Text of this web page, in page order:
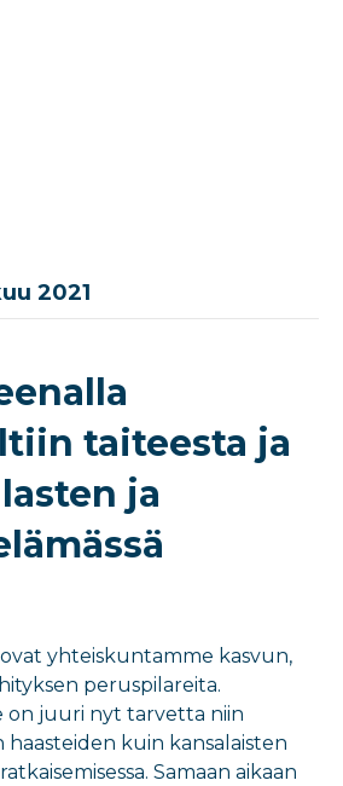
2021
taiteesta ja
ja
yhteiskuntamme kasvun,
peruspilareita.
juuri nyt tarvetta niin
kuin kansalaisten
Samaan aikaan